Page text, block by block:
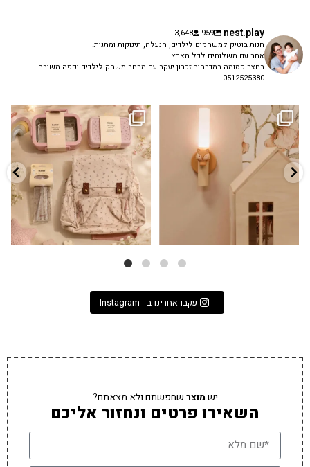
nest.play
959
3,648
חנות בוטיק למשחקים לילדים, הנעלה, תינוקות ומתנות.
אתר עם משלוחים לכל הארץ
בחצר קסומה במדרחוב זכרון יעקב עם מרחב משחק לילדים וקפה משובח
0512525380
✨ חוזרים למסגרת בסטייל! ✨
הקולקציה החדשה...
9 4
גם פריט עיצובי לחדר, גם מנורת לילה
...
3 0
עקבו אחרינו ב - Instagram
ישמוצרשחפשתם ולא מצאתם?
השאירו פרטים ונחזור אליכם